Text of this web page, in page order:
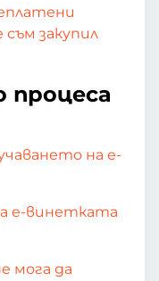
закупил
процеса
на е-
е-винетката
мога да